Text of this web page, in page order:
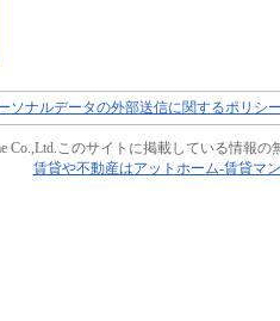
ソナルデータの外部送信に関するポリシ
Co.,Ltd.このサイトに掲載している情報の
賃貸や不動産はアットホーム-賃貸マ